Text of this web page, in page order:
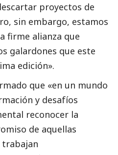
proyectos de
sin embargo, estamos
firme alianza que
galardones que este
edición».
que «en un mundo
y desafíos
reconocer la
de aquellas
trabajan